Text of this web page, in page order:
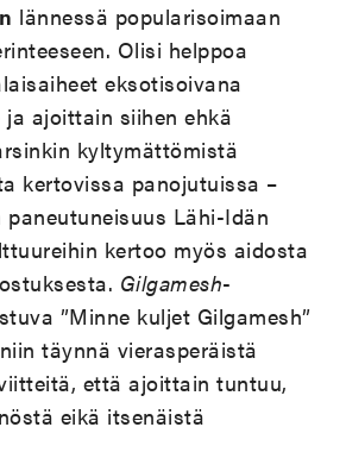
lännessä popularisoimaan
Olisi helppoa
eksotisoivana
ajoittain siihen ehkä
kyltymättömistä
kertovissa panojutuissa –
Lähi-Idän
kertoo myös aidosta
Gilgamesh-
”Minne kuljet Gilgamesh”
täynnä vierasperäistä
että ajoittain tuntuu,
eikä itsenäistä